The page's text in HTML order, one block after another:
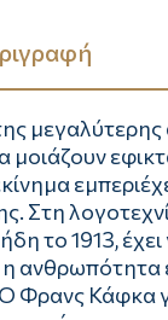
μοιάζουν
Στη
το 1913, έχει
ανθρωπότητα
Φρανς Κάφκα